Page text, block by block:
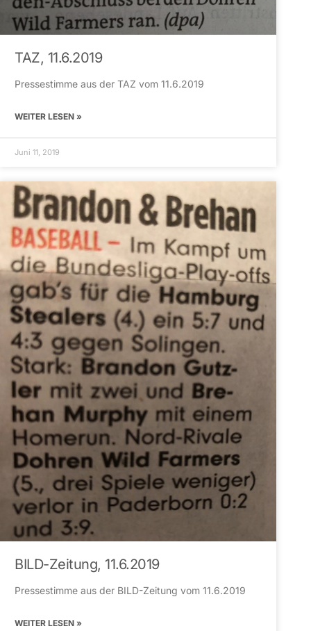
TAZ, 11.6.2019
Pressestimme aus der TAZ vom 11.6.2019
WEITER LESEN »
Juni 11, 2019
BILD-Zeitung, 11.6.2019
Pressestimme aus der BILD-Zeitung vom 11.6.2019
WEITER LESEN »